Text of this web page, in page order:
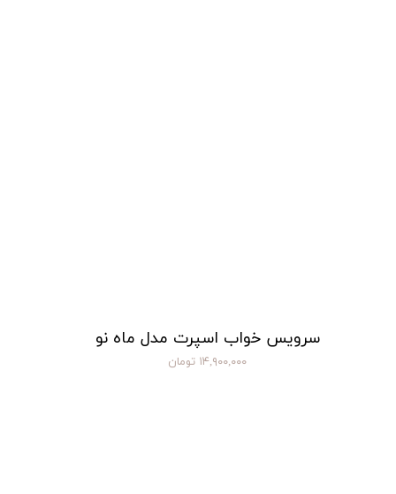
سرویس خواب اسپرت مدل ماه نو
۱۴,۹۰۰,۰۰۰ تومان